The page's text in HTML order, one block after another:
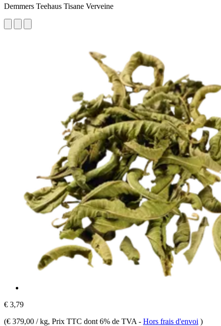
Demmers Teehaus Tisane Verveine
€ 3,79
(€ 379,00 / kg, Prix TTC dont 6% de TVA - Hors frais d'envoi )